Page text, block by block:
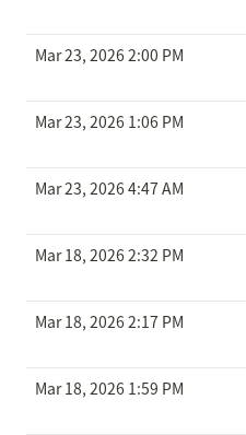
Mar 23, 2026 2:00 PM
Mar 23, 2026 1:06 PM
Mar 23, 2026 4:47 AM
Mar 18, 2026 2:32 PM
Mar 18, 2026 2:17 PM
Mar 18, 2026 1:59 PM